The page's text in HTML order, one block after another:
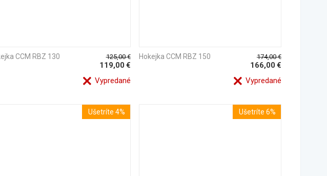
CCM RBZ 130 125,00 €
119,00 €
Vypredané
Hokejka CCM RBZ 150 174,00 €
166,00 €
Vypredané
Ušetríte 4% Ušetríte 6%